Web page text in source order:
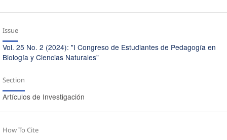
Issue
Vol. 25 No. 2 (2024): "I Congreso de Estudiantes de Pedagogía en
Biología y Ciencias Naturales"
Section
Artículos de Investigación
How To Cite